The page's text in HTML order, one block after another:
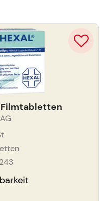
Filmtabletten